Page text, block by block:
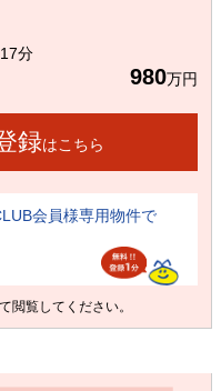
分
980万円
録はこちら
会員様専用物件で
閲覧してください。